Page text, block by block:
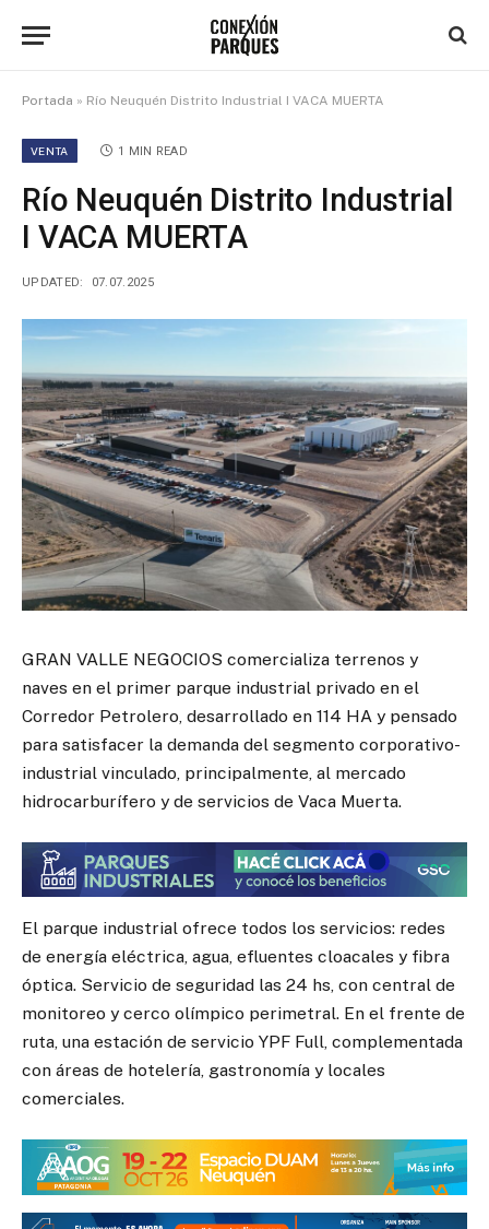
Portada » Río Neuquén Distrito Industrial I VACA MUERTA
VENTA 1 MIN READ
Río Neuquén Distrito Industrial
I VACA MUERTA
UPDATED: 07.07.2025
GRAN VALLE NEGOCIOS comercializa terrenos y
naves en el primer parque industrial privado en el
Corredor Petrolero, desarrollado en 114 HA y pensado
para satisfacer la demanda del segmento corporativo-
industrial vinculado, principalmente, al mercado
hidrocarburífero y de servicios de Vaca Muerta.
El parque industrial ofrece todos los servicios: redes
de energía eléctrica, agua, efluentes cloacales y fibra
óptica. Servicio de seguridad las 24 hs, con central de
monitoreo y cerco olímpico perimetral. En el frente de
ruta, una estación de servicio YPF Full, complementada
con áreas de hotelería, gastronomía y locales
comerciales.